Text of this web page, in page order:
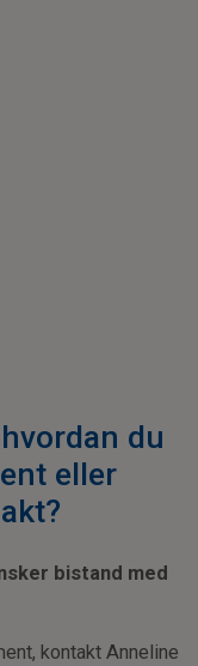
du
eller
bistand med
kontakt Anneline